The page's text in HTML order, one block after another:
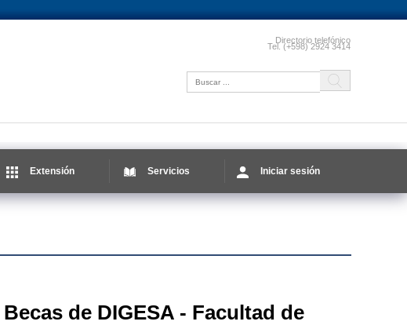
Directorio telefónico
Tel. (+598) 2924 3414
Extensión Servicios Iniciar sesión
Becas de DIGESA - Facultad de